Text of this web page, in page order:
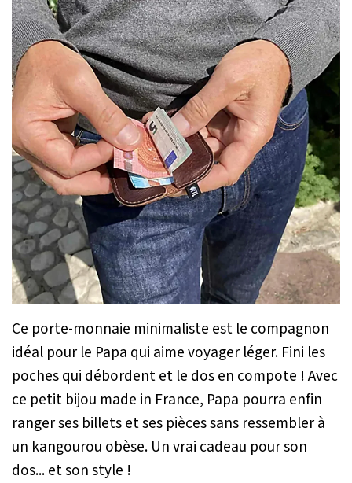
Ce porte-monnaie minimaliste est le compagnon
idéal pour le Papa qui aime voyager léger. Fini les
poches qui débordent et le dos en compote ! Avec
ce petit bijou made in France, Papa pourra enfin
ranger ses billets et ses pièces sans ressembler à
un kangourou obèse. Un vrai cadeau pour son
dos... et son style !